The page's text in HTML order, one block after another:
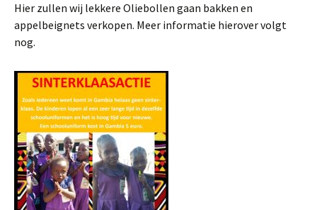
Hier zullen wij lekkere Oliebollen gaan bakken en
appelbeignets verkopen. Meer informatie hierover volgt
nog.